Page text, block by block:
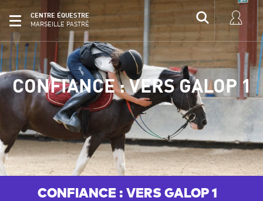
CENTRE ÉQUESTRE
MARSEILLE PASTRÉ
CONFIANCE : VERS GALOP 1
CONFIANCE : VERS GALOP 1